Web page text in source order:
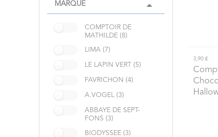
MARQUE
COMPTOIR DE
MATHILDE (8)
LIMA (7)
LE LAPIN VERT (5)
FAVRICHON (4)
A.VOGEL (3)
ABBAYE DE SEPT-
FONS (3)
BIODYSSEE (3)
3,90 €